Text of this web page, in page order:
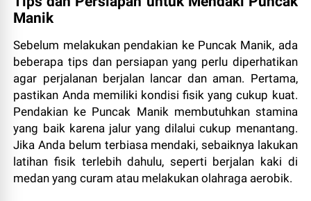
Manik
Sebelum melakukan pendakian ke Puncak Manik, ada
beberapa tips dan persiapan yang perlu diperhatikan
agar perjalanan berjalan lancar dan aman. Pertama,
pastikan Anda memiliki kondisi fisik yang cukup kuat.
Pendakian ke Puncak Manik membutuhkan stamina
yang baik karena jalur yang dilalui cukup menantang.
Jika Anda belum terbiasa mendaki, sebaiknya lakukan
latihan fisik terlebih dahulu, seperti berjalan kaki di
medan yang curam atau melakukan olahraga aerobik.